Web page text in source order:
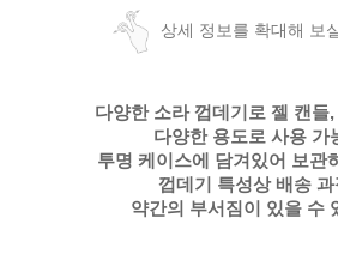
상세 정보를 확대해 보
다양한 소라 껍데기로 젤 캔들
다양한 용도로 사용 가
투명 케이스에 담겨있어 보관
껍데기 특성상 배송
약간의 부서짐이 있을 수